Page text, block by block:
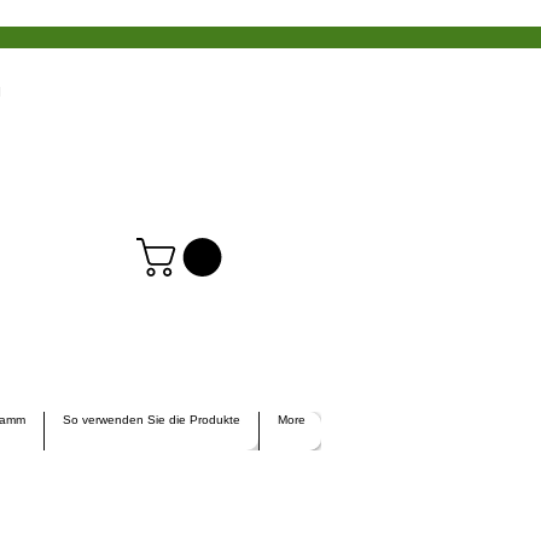
So verwenden Sie die Produkte More